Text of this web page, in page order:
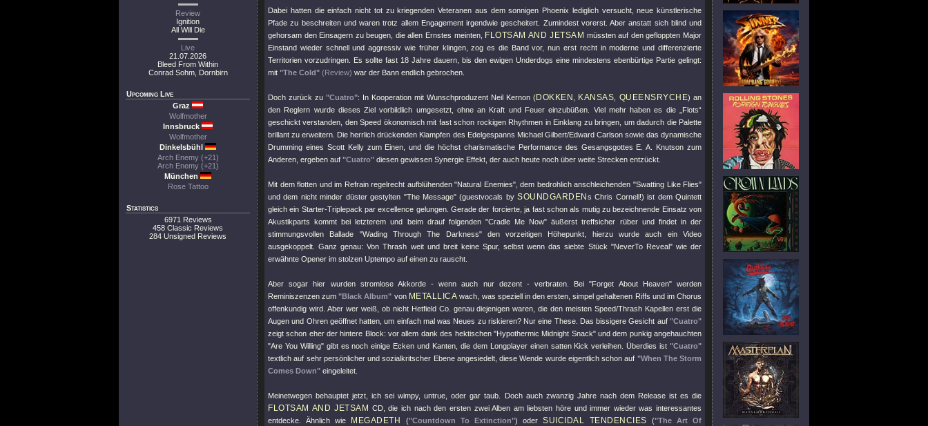
Review
Ignition
All Will Die
Live
21.07.2026
Bleed From Within
Conrad Sohm, Dornbirn
Upcoming Live
Graz
Wolfmother
Innsbruck
Wolfmother
Dinkelsbühl
Arch Enemy (+21)
Arch Enemy (+21)
München
Rose Tattoo
Statistics
6971 Reviews
458 Classic Reviews
284 Unsigned Reviews
Dabei hatten die einfach nicht tot zu kriegenden Veteranen aus dem sonnigen Phoenix lediglich versucht, neue künstlerische
Pfade zu beschreiten und waren trotz allem Engagement irgendwie gescheitert. Zumindest vorerst. Aber anstatt sich blind und
gehorsam den Einsagern zu beugen, die allen Ernstes meinten,
FLOTSAM AND JETSAM müssten auf den gefloppten Major
Einstand wieder schnell und aggressiv wie früher klingen, zog es die Band vor, nun erst recht in moderne und differenzierte
Territorien vorzudringen. Es sollte fast 18 Jahre dauern, bis den ewigen Underdogs eine mindestens ebenbürtige Partie gelingt:
mit "The Cold" (Review) war der Bann endlich gebrochen.
Doch zurück zu"Cuatro": In Kooperation mit Wunschproduzent Neil Kernon (DOKKEN KANSAS QUEENSRYCHE) an
den Reglern wurde dieses Ziel vorbildlich umgesetzt, ohne an Kraft und Feuer einzubüßen. Viel mehr haben es die „Flots“
geschickt verstanden, den Speed ökonomisch mit fast schon rockigen Rhythmen in Einklang zu bringen, um dadurch die Palette
brillant zu erweitern. Die herrlich drückenden Klampfen des Edelgespanns Michael Gilbert/Edward Carlson sowie das dynamische
Drumming eines Scott Kelly zum Einen, und die höchst charismatische Performance des Gesangsgottes E. A. Knutson zum
Anderen, ergeben auf "Cuatro" diesen gewissen Synergie Effekt, der auch heute noch über weite Strecken entzückt.
Mit dem flotten und im Refrain regelrecht aufblühenden"Natural Enemies", dem bedrohlich anschleichenden "Swatting Like Flies"
und dem nicht minder düster gestylten "The Message" (guestvocals bySOUNDGARDEN s Chris Cornell!) ist dem Quintett
gleich ein Starter-Triplepack par excellence gelungen. Gerade der forcierte, ja fast schon als mutig zu bezeichnende Einsatz von
Akustikparts kommt bei letzterem und beim drauf folgenden "Cradle Me Now" äußerst treffsicher rüber und findet in der
stimmungsvollen Ballade "Wading Through The Darkness"den vorzeitigen Höhepunkt, hierzu wurde auch ein Video
ausgekoppelt. Ganz genau: Von Thrash weit und breit keine Spur, selbst wenn das siebte Stück "NeverTo Reveal"wie der
erwähnte Opener im stolzen Uptempo auf einen zu rauscht.
Aber sogar hier wurden stromlose Akkorde - wenn auch nur dezent - verbraten. Bei"Forget About Heaven"werden
Reminiszenzen zum"Black Album" von METALLICA wach, was speziell in den ersten, simpel gehaltenen Riffs und im Chorus
offenkundig wird. Aber wer weiß, ob nicht Hetfield Co. genau diejenigen waren, die den meisten Speed/Thrash Kapellen erst die
Augen und Ohren geöffnet hatten, um einfach mal was Neues zu riskieren? Nur eine These. Das bissigere Gesicht auf "Cuatro"
zeigt schon eher der hintere Block: vor allem dank des hektischen "Hypothermic Midnight Snack"und dem punkig angehauchten
"Are You Willing"gibt es noch einige Ecken und Kanten, die dem Longplayer einen satten Kick verleihen. Überdies ist"Cuatro"
textlich auf sehr persönlicher und sozialkritscher Ebene angesiedelt, diese Wende wurde eigentlich schon auf "When The Storm
Comes Down" eingeleitet.
Meinetwegen behauptet jetzt, ich sei wimpy, untrue, oder gar taub. Doch auch zwanzig Jahre nach dem Release ist es die
FLOTSAM AND JETSAM CD, die ich nach den ersten zwei Alben am liebsten höre und immer wieder was interessantes
entdecke. Ähnlich wie
MEGADETH ("Countdown To Extinction") oder SUICIDAL TENDENCIES ("The Art Of